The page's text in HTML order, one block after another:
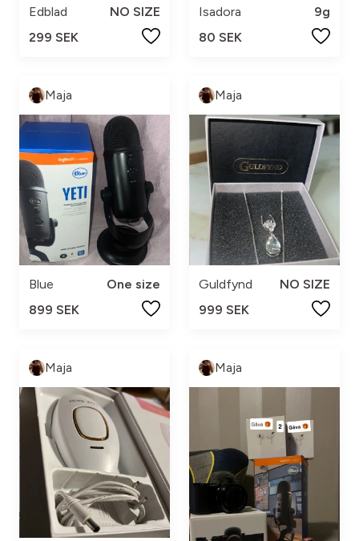
Edblad
NO SIZE
299 SEK
Isadora
9g
80 SEK
Maja
Blue
One size
899 SEK
Maja
Guldfynd
NO SIZE
999 SEK
Maja Maja